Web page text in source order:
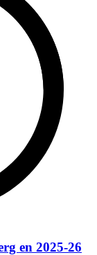
en 2025-26